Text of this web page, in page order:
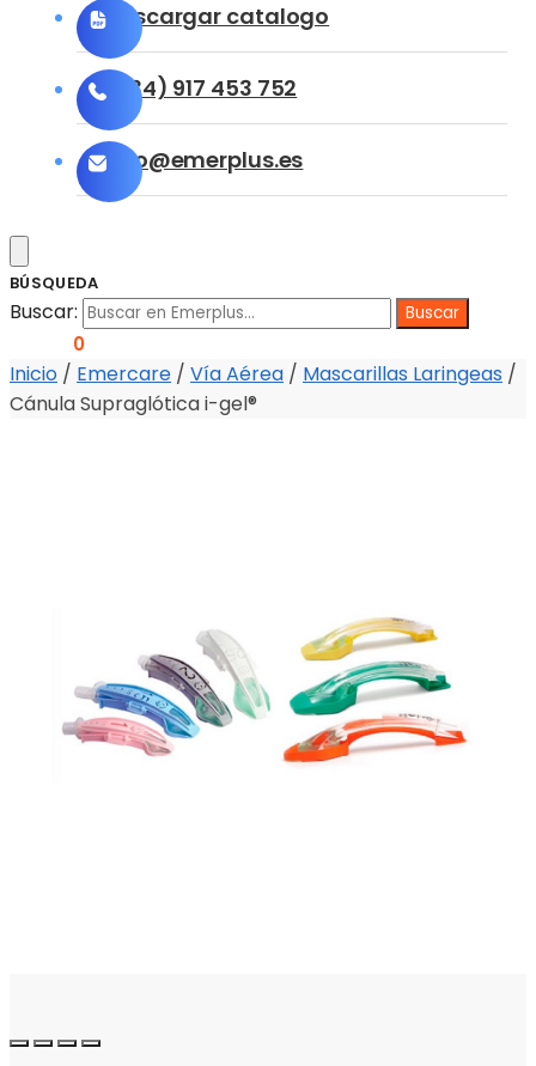
Descargar catalogo
(+34) 917 453 752
info@emerplus.es
BÚSQUEDA
Buscar:
0
Inicio / Emercare / Vía Aérea / Mascarillas Laringeas /
Cánula Supraglótica i-gel®